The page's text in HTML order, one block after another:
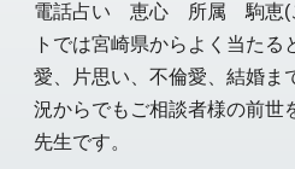
電話占い 恵心 所属 駒恵(こ
トでは宮崎県からよく当た
愛、片思い、不倫愛、結婚ま
況からでもご相談者様の前世
先生です。